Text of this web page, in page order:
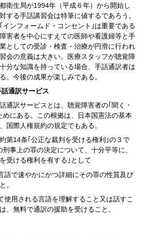
衛生局が1994年（平成６年）から開始し
する手話講習会は特筆に値するであろう。
インフォームド・コンセント｣は重要である
害者を中心にすえての医師や看護婦等と手
としての受診・検査・治療が円滑に行われ
会の意義は大きい。医療スタッフが聴覚障
分な知識を持っている場合、手話通訳者は
。今後の成果が楽しみである。
通訳サービス
通訳サービスとは、聴覚障害者の｢聞く・
めにある。この根拠は、日本国憲法の基本
国際人権規約の規定でもある。
第14条｢公正な裁判を受ける権利｣の３で
事上の罪の決定について、十分平等に、
受ける権利を有する｣として
で速やかにかつ詳細にその罪の性質及び
。
用される言語を理解すること又は話すこ
、無料で通訳の援助を受けること。